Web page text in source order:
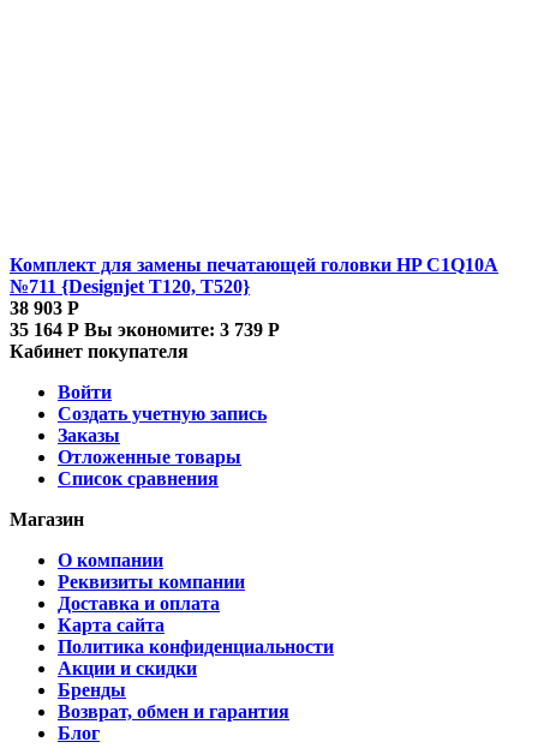
Комплект для замены печатающей головки HP C1Q10A
№711 {Designjet T120, T520}
38 903 Р
35 164 Р Вы экономите: 3 739 Р
Кабинет покупателя
Войти
Создать учетную запись
Заказы
Отложенные товары
Список сравнения
Магазин
О компании
Реквизиты компании
Доставка и оплата
Карта сайта
Политика конфиденциальности
Акции и скидки
Бренды
Возврат, обмен и гарантия
Блог